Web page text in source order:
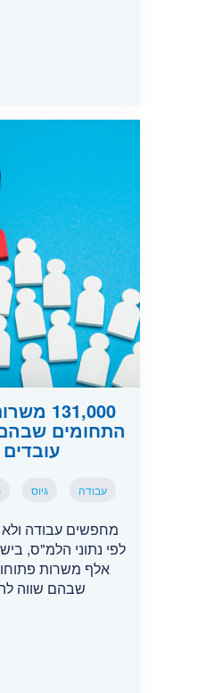
התחומים
עבודה גיוס
מחפשים עבודה ולא
אלף משרות
שבהם שווה